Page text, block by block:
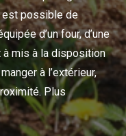
est possible de
d’un four, d’une
à mis à la disposition
à l’extérieur,
Plus